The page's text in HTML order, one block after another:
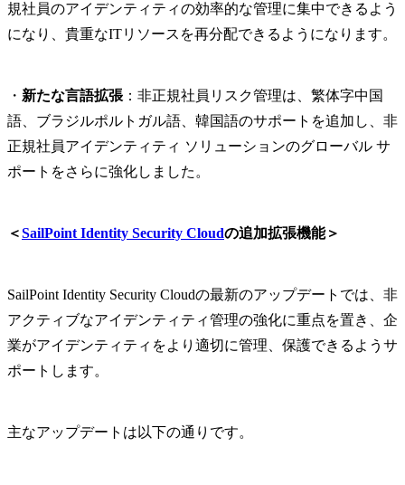
規社員のアイデンティティの効率的な管理に集中できるよう
になり、貴重なITリソースを再分配できるようになります。
・ 新たな言語拡張 ：非正規社員リスク管理は、繁体字中国
語、ブラジルポルトガル語、韓国語のサポートを追加し、非
正規社員アイデンティティ ソリューションのグローバル サ
ポートをさらに強化しました。
＜SailPoint Identity Security Cloudの追加拡張機能＞
SailPoint Identity Security Cloudの最新のアップデートでは、非
アクティブなアイデンティティ管理の強化に重点を置き、企
業がアイデンティティをより適切に管理、保護できるようサ
ポートします。
主なアップデートは以下の通りです。